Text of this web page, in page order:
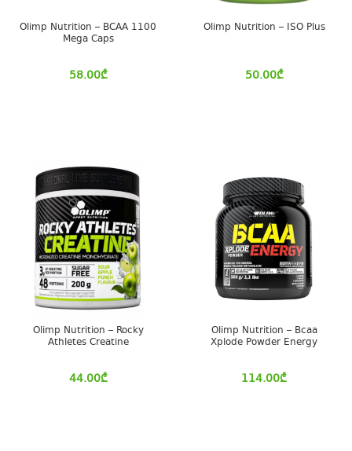
Olimp Nutrition – BCAA 1100
Mega Caps
58.00₾
Olimp Nutrition – ISO Plus
50.00₾
Olimp Nutrition – Rocky
Athletes Creatine
44.00₾
Olimp Nutrition – Bcaa
Xplode Powder Energy
114.00₾